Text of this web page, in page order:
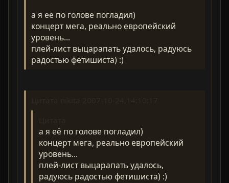
а я её по голове погладил)
концерт мега, реально европейский
уровень...
плей-лист выцарапать удалось, радуюсь
радостью фетишиста) :)
а я её по голове погладил)
концерт мега, реально европейский
уровень...
плей-лист выцарапать удалось,
радуюсь радостью фетишиста) :)